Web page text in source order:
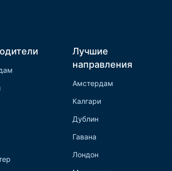
Лучшие
направления
Амстердам
Калгари
Дублин
Гавана
Лондон